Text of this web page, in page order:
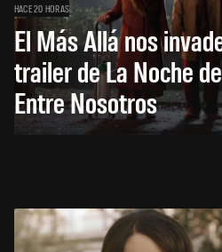
HACE 20 HORAS
El Más Allá nos
trailer de La Noche
Entre Nosotros